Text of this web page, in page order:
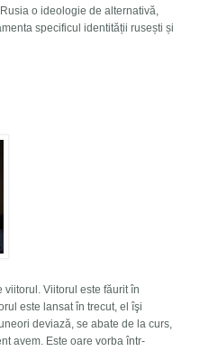
o ideologie de alternativă,
specificul identității rusești și
Viitorul este făurit în
este lansat în trecut, el îşi
deviază, se abate de la curs,
avem. Este oare vorba într-